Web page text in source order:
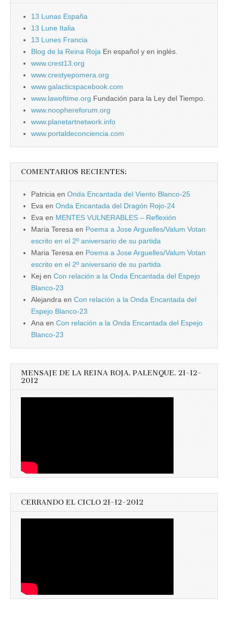
13 Lunas España
13 Lune Italia
13 Lunes Francia
Blog de la Reina Roja En español y en inglés.
www.crest13.org
www.crestyepomera.org
www.galacticspacebook.com
www.lawoftime.org Fundación para la Ley del Tiempo.
www.noophereforum.org
www.planetartnetwork.info
www.portaldeconciencia.com
COMENTARIOS RECIENTES:
Patricia en Onda Encantada del Viento Blanco-25
Eva en Onda Encantada del Dragón Rojo-24
Eva en MENTES VULNERABLES – Reflexión
Maria Teresa en Poema a Jose Arguelles/Valum Votan
escrito en el 2º aniversario de su partida
Maria Teresa en Poema a Jose Arguelles/Valum Votan
escrito en el 2º aniversario de su partida
Kej en Con relación a la Onda Encantada del Espejo
Blanco-23
Alejandra en Con relación a la Onda Encantada del
Espejo Blanco-23
Ana en Con relación a la Onda Encantada del Espejo
Blanco-23
MENSAJE DE LA REINA ROJA. PALENQUE. 21-12-
2012
CERRANDO EL CICLO 21-12-2012